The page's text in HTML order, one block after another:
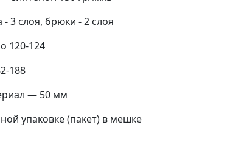
3 слоя, брюки - 2 слоя
120-124
188
— 50 мм
упаковке (пакет) в мешке